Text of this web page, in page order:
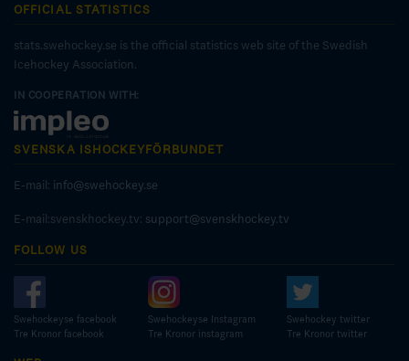
OFFICIAL STATISTICS
stats.swehockey.se is the official statistics web site of the Swedish
Icehockey Association.
IN COOPERATION WITH:
SVENSKA ISHOCKEYFÖRBUNDET
E-mail: info@swehockey.se
E-mail:svenskhockey.tv: support@svenskhockey.tv
FOLLOW US
Swehockeyse facebook
Tre Kronor facebook
Swehockeyse Instagram
Tre Kronor instagram
Swehockey twitter
Tre Kronor twitter